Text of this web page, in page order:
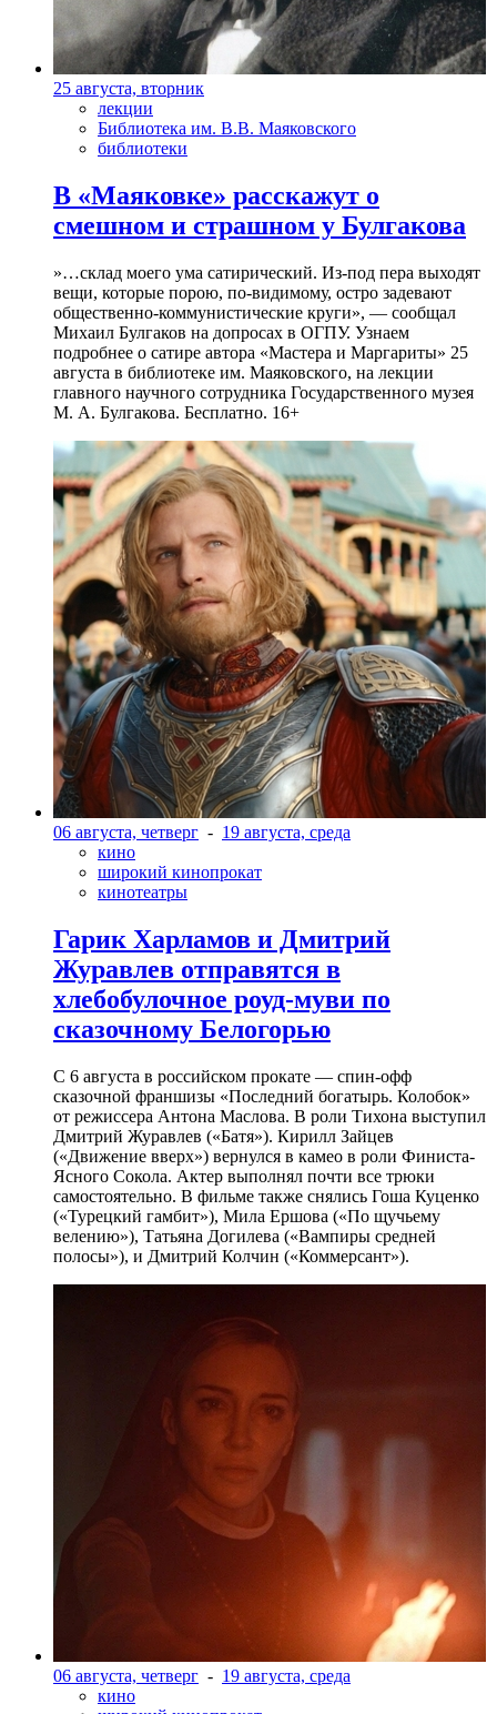
25 августа, вторник
лекции
Библиотека им. В.В. Маяковского
библиотеки
В «Маяковке» расскажут о
смешном и страшном у Булгакова
»…склад моего ума сатирический. Из-под пера выходят
вещи, которые порою, по-видимому, остро задевают
общественно-коммунистические круги», — сообщал
Михаил Булгаков на допросах в ОГПУ. Узнаем
подробнее о сатире автора «Мастера и Маргариты» 25
августа в библиотеке им. Маяковского, на лекции
главного научного сотрудника Государственного музея
М. А. Булгакова. Бесплатно. 16+
06 августа, четверг - 19 августа, среда
кино
широкий кинопрокат
кинотеатры
Гарик Харламов и Дмитрий
Журавлев отправятся в
хлебобулочное роуд-муви по
сказочному Белогорью
С 6 августа в российском прокате — спин-офф
сказочной франшизы «Последний богатырь. Колобок»
от режиссера Антона Маслова. В роли Тихона выступил
Дмитрий Журавлев («Батя»). Кирилл Зайцев
(«Движение вверх») вернулся в камео в роли Финиста-
Ясного Сокола. Актер выполнял почти все трюки
самостоятельно. В фильме также снялись Гоша Куценко
(«Турецкий гамбит»), Мила Ершова («По щучьему
велению»), Татьяна Догилева («Вампиры средней
полосы»), и Дмитрий Колчин («Коммерсант»).
06 августа, четверг - 19 августа, среда
кино